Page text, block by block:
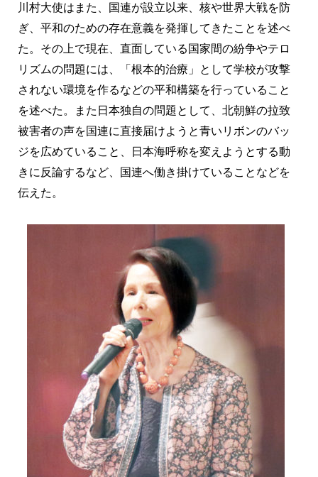
川村大使はまた、国連が設立以来、核や世界大戦を防
ぎ、平和のための存在意義を発揮してきたことを述べ
た。その上で現在、直面している国家間の紛争やテロ
リズムの問題には、「根本的治療」として学校が攻撃
されない環境を作るなどの平和構築を行っていること
を述べた。また日本独自の問題として、北朝鮮の拉致
被害者の声を国連に直接届けようと青いリボンのバッ
ジを広めていること、日本海呼称を変えようとする動
きに反論するなど、国連へ働き掛けていることなどを
伝えた。